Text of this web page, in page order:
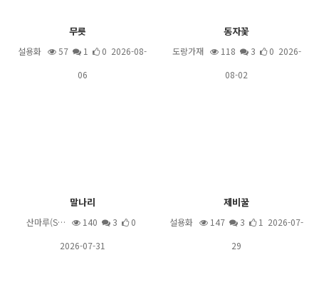
무릇
설용화 57 1
0 2026-08-
06
동자꽃
도랑가재 118 3
0 2026-
08-02
말나리
산마루(S… 140 3
0
2026-07-31
제비꿀
설용화 147 3
1 2026-07-
29